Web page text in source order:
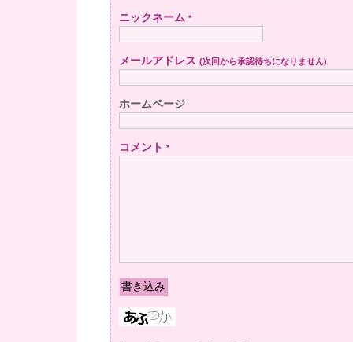
ニックネーム *
メールアドレス (次回から承認待ちになりません)
ホームページ
コメント *